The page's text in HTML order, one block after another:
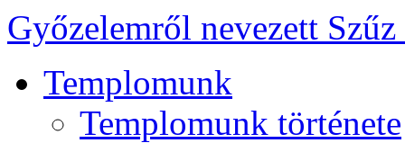
Győzelemről nevezett
Templomunk
Templomunk története